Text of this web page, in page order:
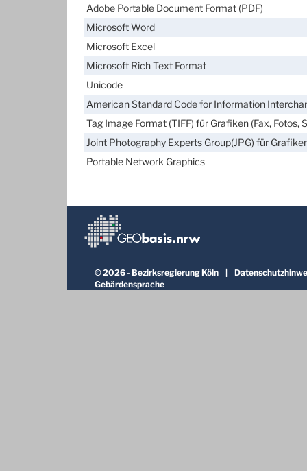
Adobe Portable Document Format (PDF)
Microsoft Word
Microsoft Excel
Microsoft Rich Text Format
Unicode
American Standard Code for Information
Tag Image Format (TIFF) für Grafiken (Fax, Fotos,
Joint Photography Experts Group(JPG) für
Portable Network Graphics
©2026 - Bezirksregierung Köln
Gebärdensprache